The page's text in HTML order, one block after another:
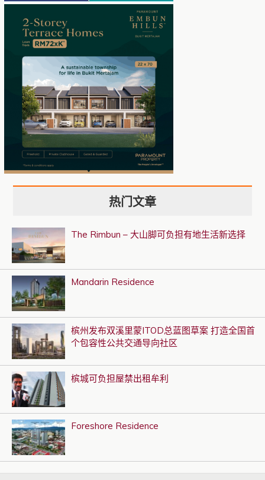
热门文章
The Rimbun – 大山脚可负担有地生活新选择
Mandarin Residence
槟州发布双溪里蒙ITOD总蓝图草案 打造全国首
个包容性公共交通导向社区
槟城可负担屋禁出租牟利
Foreshore Residence